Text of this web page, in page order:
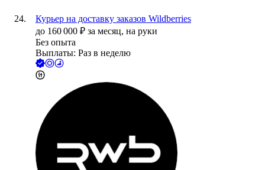
Курьер на доставку заказов Wildberries
до 160 000 ₽ за месяц, на руки
Без опыта
Выплаты: Раз в неделю